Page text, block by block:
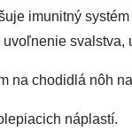
imunitný
na chodidlá nôh
náplastí.